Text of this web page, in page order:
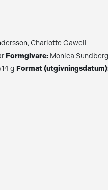
, Charlotte Gawell
Formgivare:Monica Sundberg
g Format